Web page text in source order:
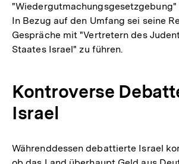
"Wiedergutmachungsgesetzgebung"
In Bezug auf den Umfang sei seine
Gespräche mit "Vertretern des
Staates Israel" zu führen.
Kontroverse
Israel
Währenddessen debattierte Israel